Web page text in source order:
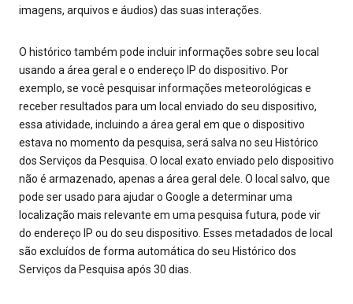
imagens, arquivos e áudios) das suas interações.
O histórico também pode incluir informações sobre seu local
usando a área geral e o endereço IP do dispositivo. Por
exemplo, se você pesquisar informações meteorológicas e
receber resultados para um local enviado do seu dispositivo,
essa atividade, incluindo a área geral em que o dispositivo
estava no momento da pesquisa, será salva no seu Histórico
dos Serviços da Pesquisa. O local exato enviado pelo dispositivo
não é armazenado, apenas a área geral dele. O local salvo, que
pode ser usado para ajudar o Google a determinar uma
localização mais relevante em uma pesquisa futura, pode vir
do endereço IP ou do seu dispositivo. Esses metadados de local
são excluídos de forma automática do seu Histórico dos
Serviços da Pesquisa após 30 dias.